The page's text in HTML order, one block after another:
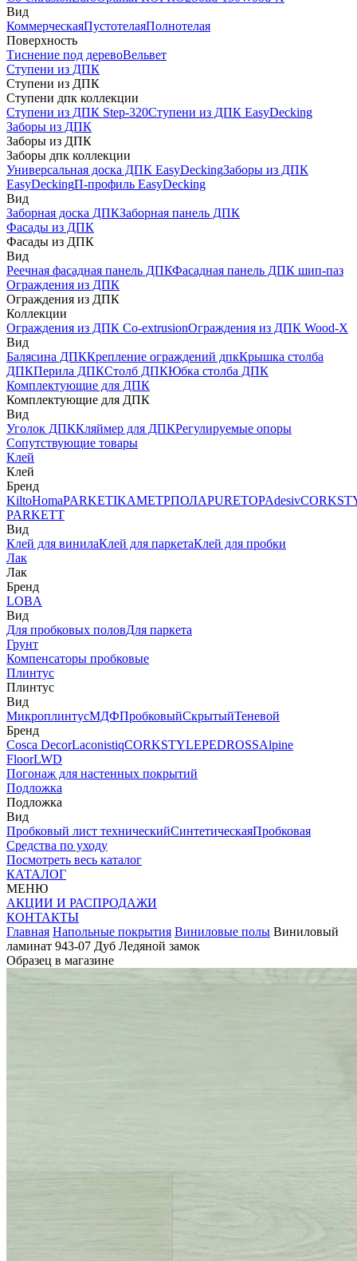
Вид
КоммерческаяПустотелаяПолнотелая
Поверхность
Тиснение под деревоВельвет
Ступени из ДПК
Ступени из ДПК
Ступени дпк коллекции
Ступени из ДПК Step-320Ступени из ДПК EasyDecking
Заборы из ДПК
Заборы из ДПК
Заборы дпк коллекции
Универсальная доска ДПК EasyDeckingЗаборы из ДПК
EasyDeckingП-профиль EasyDecking
Вид
Заборная доска ДПКЗаборная панель ДПК
Фасады из ДПК
Фасады из ДПК
Вид
Реечная фасадная панель ДПКФасадная панель ДПК шип-паз
Ограждения из ДПК
Ограждения из ДПК
Коллекции
Ограждения из ДПК Co-extrusionОграждения из ДПК Wood-X
Вид
Балясина ДПККрепление ограждений дпкКрышка столба
ДПКПерила ДПКСтолб ДПКЮбка столба ДПК
Комплектующие для ДПК
Комплектующие для ДПК
Вид
Уголок ДПККляймер для ДПКРегулируемые опоры
Сопутствующие товары
Клей
Клей
Бренд
KiltoHomaPARKETIKAМЕТРПОЛАPURETOPAdesiv
PARKETT
Вид
Клей для винилаКлей для паркетаКлей для пробки
Лак
Лак
Бренд
LOBA
Вид
Для пробковых половДля паркета
Грунт
Компенсаторы пробковые
Плинтус
Плинтус
Вид
МикроплинтусМДФПробковыйСкрытыйТеневой
Бренд
Cosca DecorLaconistiqCORKSTYLEPEDROSSAlpine
FloorLWD
Погонаж для настенных покрытий
Подложка
Подложка
Вид
Пробковый лист техническийСинтетическаяПробковая
Средства по уходу
Посмотреть весь каталог
КАТАЛОГ
МЕНЮ
АКЦИИ И РАСПРОДАЖИ
КОНТАКТЫ
Главная Напольные покрытия Виниловые полы Виниловый
ламинат 943-07 Дуб Ледяной замок
Образец в магазине